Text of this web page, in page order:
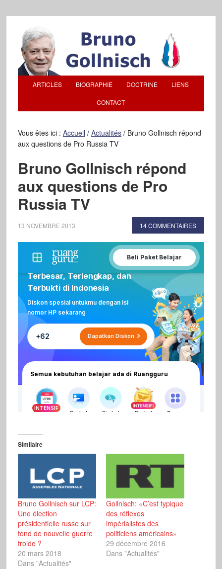
ARTICLES BIOGRAPHIE DOCTRINE LIENS
CONTACT
Vous êtes ici : Accueil / Actualités /Bruno Gollnisch répond
aux questions de Pro Russia TV
Bruno Gollnisch répond
aux questions de Pro
Russia TV
13 NOVEMBRE 2013 14 COMMENTAIRES
Similaire
Bruno Gollnisch sur LCP:
Une élection
présidentielle russe sur
fond de nouvelle guerre
froide ?
20 mars 2018
Dans "Actualités"
Gollnisch: «C’est typique
des réflexes
impérialistes des
politiciens américains»
29 décembre 2016
Dans "Actualités"